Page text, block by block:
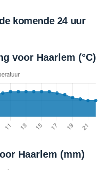
komende 24 uur
voor Haarlem (°C)
Haarlem (mm)